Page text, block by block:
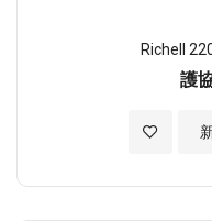
Richell
護
加入至願